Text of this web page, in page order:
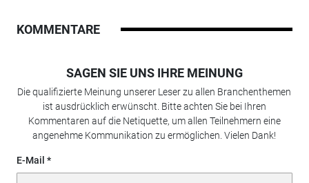
KOMMENTARE
SAGEN SIE UNS IHRE MEINUNG
Die qualifizierte Meinung unserer Leser zu allen Branchenthemen
ist ausdrücklich erwünscht. Bitte achten Sie bei Ihren
Kommentaren auf die Netiquette, um allen Teilnehmern eine
angenehme Kommunikation zu ermöglichen. Vielen Dank!
E-Mail